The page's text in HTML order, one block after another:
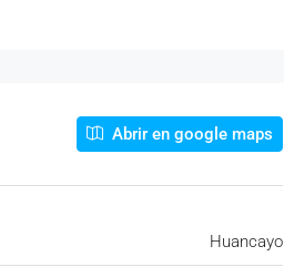
Abrir en google maps
Huancayo